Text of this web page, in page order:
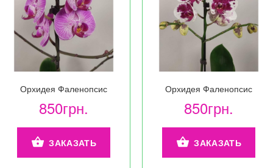
Орхидея Фаленопсис
850грн.
ЗАКАЗАТЬ
Орхидея Фаленопсис
850грн.
ЗАКАЗАТЬ